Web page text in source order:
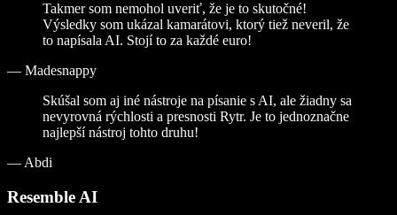
Takmer som nemohol uveriť, že je to skutočné!
Výsledky som ukázal kamarátovi, ktorý tiež neveril, že
to napísala AI. Stojí to za každé euro!
— Madesnappy
Skúšal som aj iné nástroje na písanie s AI, ale žiadny sa
nevyrovná rýchlosti a presnosti Rytr. Je to jednoznačne
najlepší nástroj tohto druhu!
— Abdi
Resemble AI